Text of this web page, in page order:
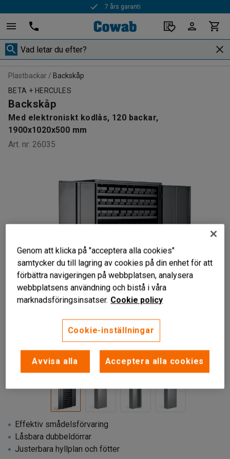
7 års garanti
Plastbackar
Backskåp
BETA + HERCULES
Backskåp
Med elektroniskt kodlås, 120 backar,
1900x1020x500 mm
Art. nr: 26035
Liknande produkter
Effektiv smådelsförvaring
Låsbara dubbeldörrar
Justerbara hyllplan och fötter
Genom att klicka på "acceptera alla cookies"
samtycker du till lagring av cookies på din enhet för att
förbättra navigeringen på webbplatsen, analysera
webbplatsens användning och bistå i våra
marknadsföringsinsatser. Cookie policy
Cookie-inställningar
Avvisa alla Acceptera alla cookies